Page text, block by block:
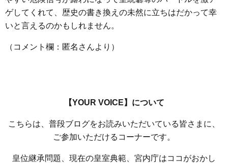
ゲしてくれて、歴史の書き換えの未然に立ちはだかって幸
いと言えるのかもしれません。
（コメント欄：匿名さんより）
【YOUR VOICE】について
こちらは、普段ブログをお読みいただいている皆さまに、
ご参加いただけるコーナーです。
皇位継承問題、現在の皇室典範、宮内庁はココがおかし